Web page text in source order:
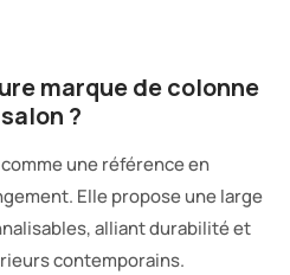
marque de colonne
?
une référence en
Elle propose une large
alliant durabilité et
contemporains.